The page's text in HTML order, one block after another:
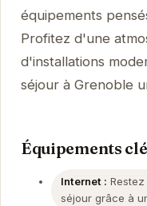
équipements
Profitez d'une
d'installations
séjour à Grenoble
Équipements
Internet :
séjour grâce à